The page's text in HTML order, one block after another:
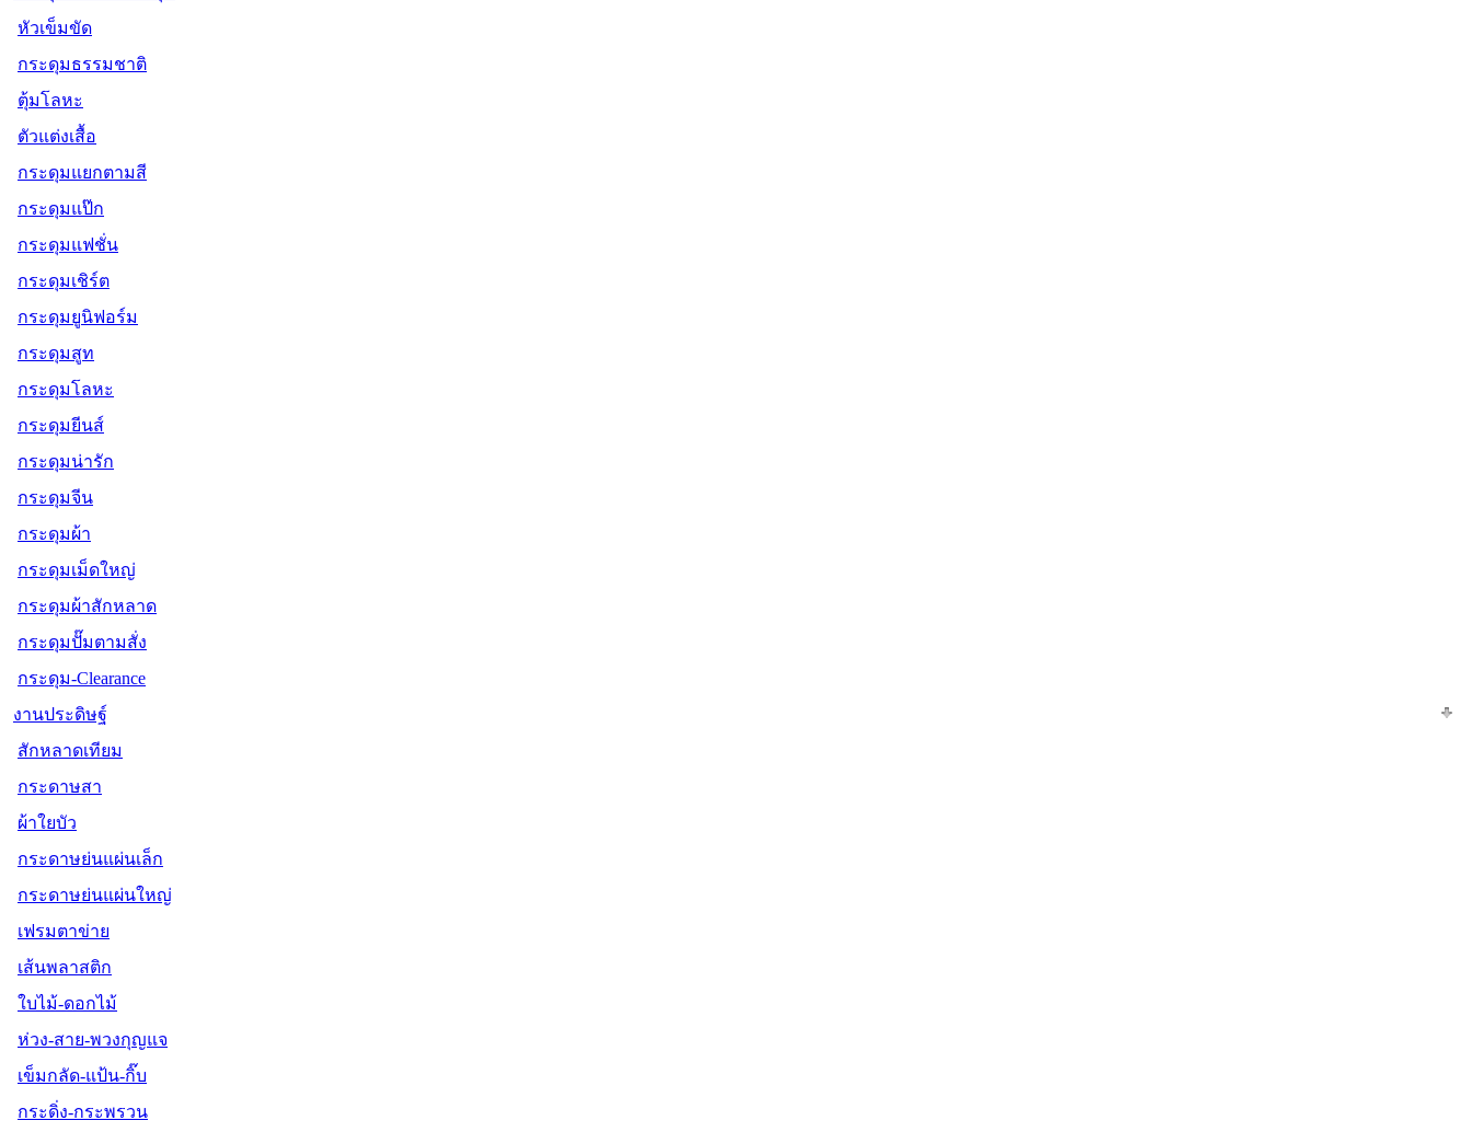
หัวเข็มขัด
กระดุมธรรมชาติ
ตุ้มโลหะ
ตัวแต่งเสื้อ
กระดุมแยกตามสี
กระดุมแป๊ก
กระดุมแฟชั่น
กระดุมเชิร์ต
กระดุมยูนิฟอร์ม
กระดุมสูท
กระดุมโลหะ
กระดุมยีนส์
กระดุมน่ารัก
กระดุมจีน
กระดุมผ้า
กระดุมเม็ดใหญ่
กระดุมผ้าสักหลาด
กระดุมปั๊มตามสั่ง
กระดุม-Clearance
งานประดิษฐ์
สักหลาดเทียม
กระดาษสา
ผ้าใยบัว
กระดาษย่นแผ่นเล็ก
กระดาษย่นแผ่นใหญ่
เฟรมตาข่าย
เส้นพลาสติก
ใบไม้-ดอกไม้
ห่วง-สาย-พวงกุญแจ
เข็มกลัด-แป้น-กิ๊บ
กระดิ่ง-กระพรวน